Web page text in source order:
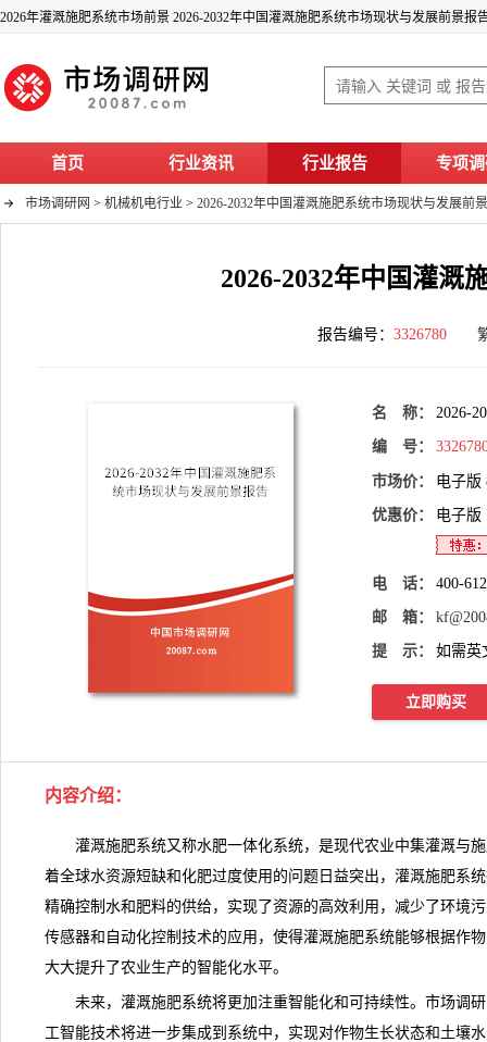
2026年灌溉施肥系统市场前景 2026-2032年中国灌溉施肥系统市场现状与发展前景报
首页 行业资讯 行业报告 专项
市场调研网 > 机械机电行业 > 2026-2032年中国灌溉施肥系统市场现状与发展前
2026-2032年中国灌溉
报告编号： 3326780
名 称： 2026-
编 号：
市场价： 电子版
优惠价： 电子版
电 话： 400-
邮 箱：
提 示： 如需英
立即购买
内容介绍：
灌溉施肥系统又称水肥一体化系统，是现代农业中集灌溉与施
着全球水资源短缺和化肥过度使用的问题日益突出，灌溉施肥系
精确控制水和肥料的供给，实现了资源的高效利用，减少了环境
传感器和自动化控制技术的应用，使得灌溉施肥系统能够根据作
大大提升了农业生产的智能化水平。
未来，灌溉施肥系统将更加注重智能化和可持续性。 市场调
工智能技术将进一步集成到系统中，实现对作物生长状态和土壤